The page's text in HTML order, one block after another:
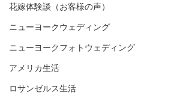
花嫁体験談（お客様の声）
ニューヨークウェディング
ニューヨークフォトウェディング
アメリカ生活
ロサンゼルス生活